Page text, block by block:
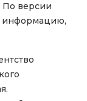
По версии
информацию,